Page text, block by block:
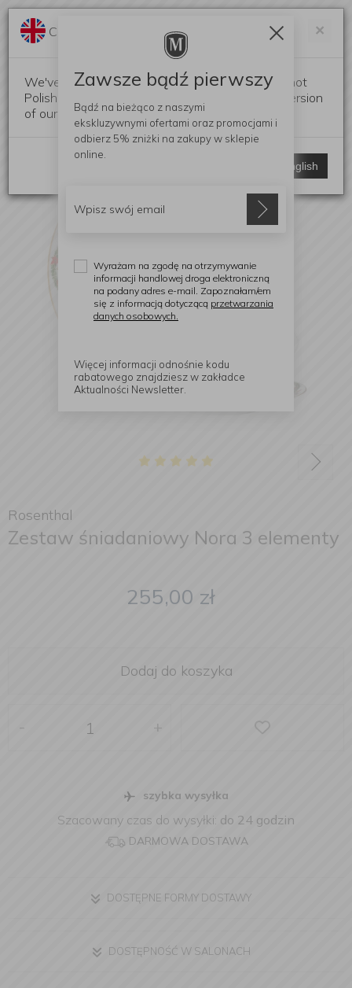
Rosenthal
Zestaw śniadaniowy Nora 3 elementy
255,00 zł
Dodaj do koszyka
- +
szybka wysyłka
Szacowany czas do wysyłki: do 24 godzin
DARMOWA DOSTAWA
DOSTĘPNE FORMY DOSTAWY
DOSTĘPNOŚĆ W SALONACH
×
Change language?
We've detected that your browser language is not
Polish. Would you like to switch to the English version
of our website?
Switch to English
Zawsze bądź pierwszy
Bądź na bieżąco z naszymi
ekskluzywnymi ofertami oraz promocjami i
odbierz 5% zniżki na zakupy w sklepie
online.
Wyrażam na zgodę na otrzymywanie
informacji handlowej droga elektroniczną
na podany adres e-mail. Zapoznałam/em
się z informacją dotyczącą przetwarzania
danych osobowych.
Więcej informacji odnośnie kodu
rabatowego znajdziesz w zakładce
Aktualności Newsletter.